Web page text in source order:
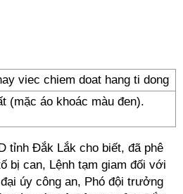
(mặc áo khoác màu đen).
tỉnh Đắk Lắk cho biết, đã phê
bị can, Lệnh tạm giam đối với
úy công an, Phó đội trưởng